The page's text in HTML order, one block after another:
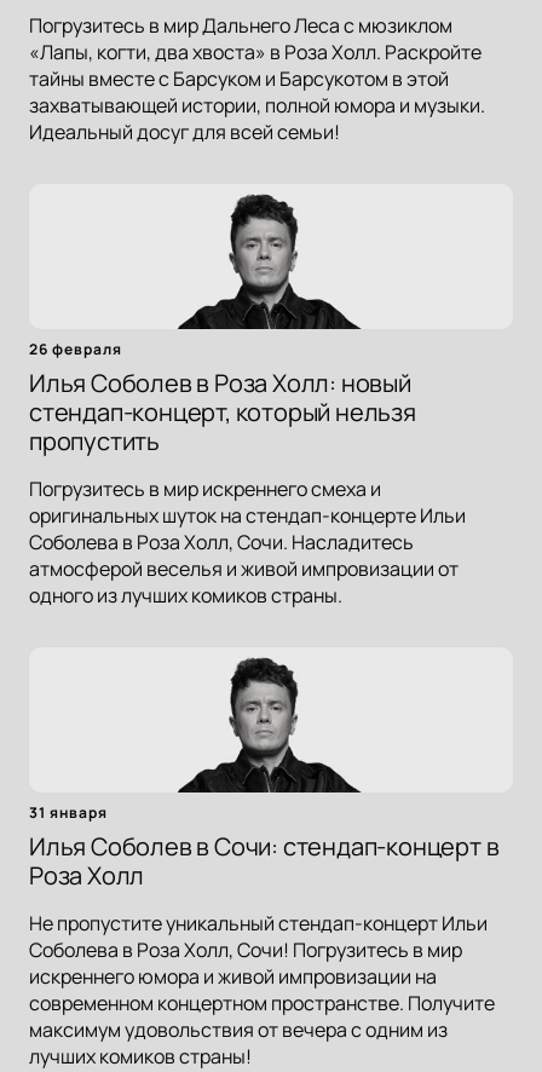
Погрузитесь в мир Дальнего Леса с мюзиклом
«Лапы, когти, два хвоста» в Роза Холл. Раскройте
тайны вместе с Барсуком и Барсукотом в этой
захватывающей истории, полной юмора и музыки.
Идеальный досуг для всей семьи!
26 февраля
Илья Соболев в Роза Холл: новый
стендап-концерт, который нельзя
пропустить
Погрузитесь в мир искреннего смеха и
оригинальных шуток на стендап-концерте Ильи
Соболева в Роза Холл, Сочи. Насладитесь
атмосферой веселья и живой импровизации от
одного из лучших комиков страны.
31 января
Илья Соболев в Сочи: стендап-концерт в
Роза Холл
Не пропустите уникальный стендап-концерт Ильи
Соболева в Роза Холл, Сочи! Погрузитесь в мир
искреннего юмора и живой импровизации на
современном концертном пространстве. Получите
максимум удовольствия от вечера с одним из
лучших комиков страны!